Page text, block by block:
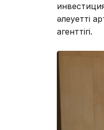
әлеуетті
агенттігі.